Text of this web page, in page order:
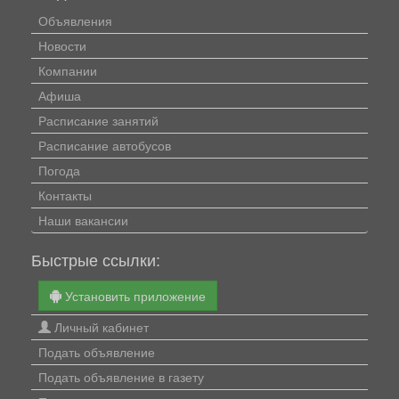
Объявления
Новости
Компании
Афиша
Расписание занятий
Расписание автобусов
Погода
Контакты
Наши вакансии
Быстрые ссылки:
Установить приложение
Личный кабинет
Подать объявление
Подать объявление в газету